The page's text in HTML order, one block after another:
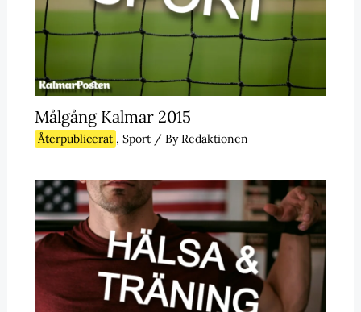
Målgång Kalmar 2015
Återpublicerat , Sport/ ByRedaktionen